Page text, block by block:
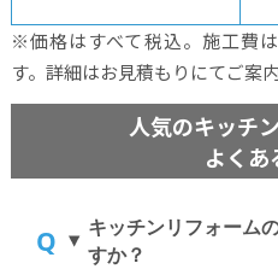
※価格はすべて税込。施工費
す。詳細はお見積もりにてご案
人気のキッチ
よくあ
キッチンリフォーム
すか？